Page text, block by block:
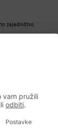
zajedništvo.